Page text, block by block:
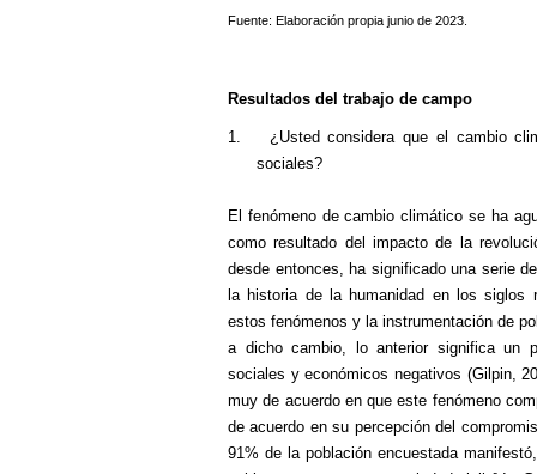
Fuente: Elaboración propia junio de 2023.
Resultados del trabajo de campo
1.
¿Usted considera que el cambio
sociales?
El fenómeno de cambio climático se ha
como resultado del impacto de la
desde entonces, ha significado una serie
la historia de la humanidad en los siglos
estos fenómenos y la instrumentación de
a dicho cambio, lo anterior significa un
sociales y económicos negativos (Gilpin,
muy de acuerdo en que este fenómeno
de acuerdo en su percepción del
91% de la población encuestada